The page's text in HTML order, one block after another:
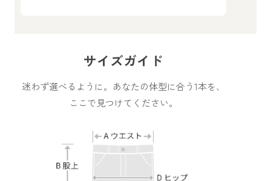
サイズガイド
迷わず選べるように。あなたの体型に合う1本を、
ここで見つけてください。